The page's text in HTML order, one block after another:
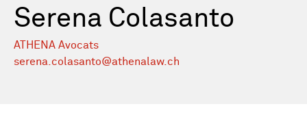
Serena Colasanto
ATHENA Avocats
serena.colasanto@athenalaw.ch